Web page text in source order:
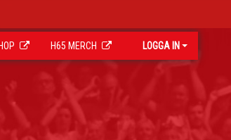
H65 MERCH LOGGA IN